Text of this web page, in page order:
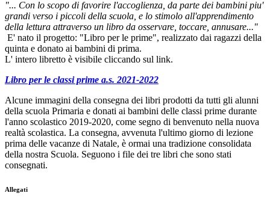
"... Con lo scopo di favorire l'accoglienza, da parte dei bambini piu'
grandi verso i piccoli della scuola, e lo stimolo all'apprendimento
della lettura attraverso un libro da osservare, toccare, annusare..."
E' nato il progetto: "Libro per le prime", realizzato dai ragazzi della
quinta e donato ai bambini di prima.
L' intero libretto è visibile cliccando sul link.
Libro per le classi prime a.s. 2021-2022
Alcune immagini della consegna dei libri prodotti da tutti gli alunni
della scuola Primaria e donati ai bambini delle classi prime durante
l'anno scolastico 2019-2020, come segno di benvenuto nella nuova
realtà scolastica. La consegna, avvenuta l'ultimo giorno di lezione
prima delle vacanze di Natale, è ormai una tradizione consolidata
della nostra Scuola. Seguono i file dei tre libri che sono stati
consegnati.
Allegati